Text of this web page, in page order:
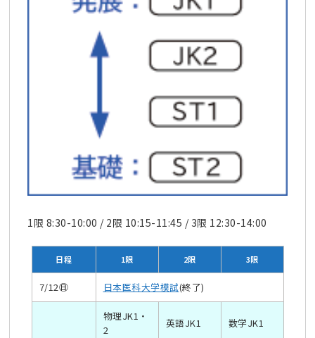
1限 8:30-10:00 / 2限 10:15-11:45 / 3限 12:30-14:00
日程 1限 2限 3限
7/12㊐ 日本医科大学模試(終了)
物理JK1・
2
英語JK1 数学JK1